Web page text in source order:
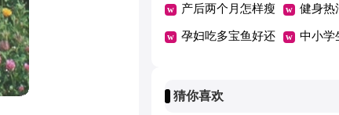
产后两个月怎样瘦
身
健身热
点健身
孕妇吃多宝鱼好还 中小学
猜你喜欢